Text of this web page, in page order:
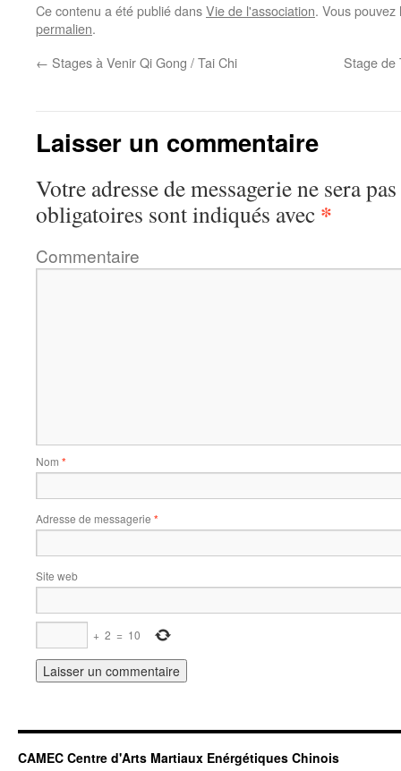
Ce contenu a été publié dansVie de l'association. Vous
permalien.
← Stages à Venir Qi Gong / Tai Chi Stage de
Laisser un commentaire
Votre adresse de messagerie ne sera
obligatoires sont indiqués avec *
Commentaire
Nom *
Adresse de messagerie *
Site web
+ 2 = 10
CAMEC Centre d'Arts Martiaux Enérgétiques Chinois